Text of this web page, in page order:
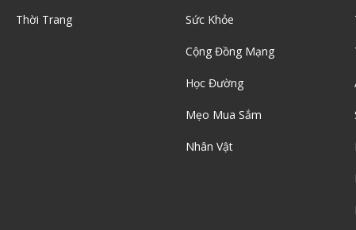
Thời Trang Sức Khỏe
Cộng Đồng Mạng
Học Đường
Mẹo Mua Sắm
Nhân Vật